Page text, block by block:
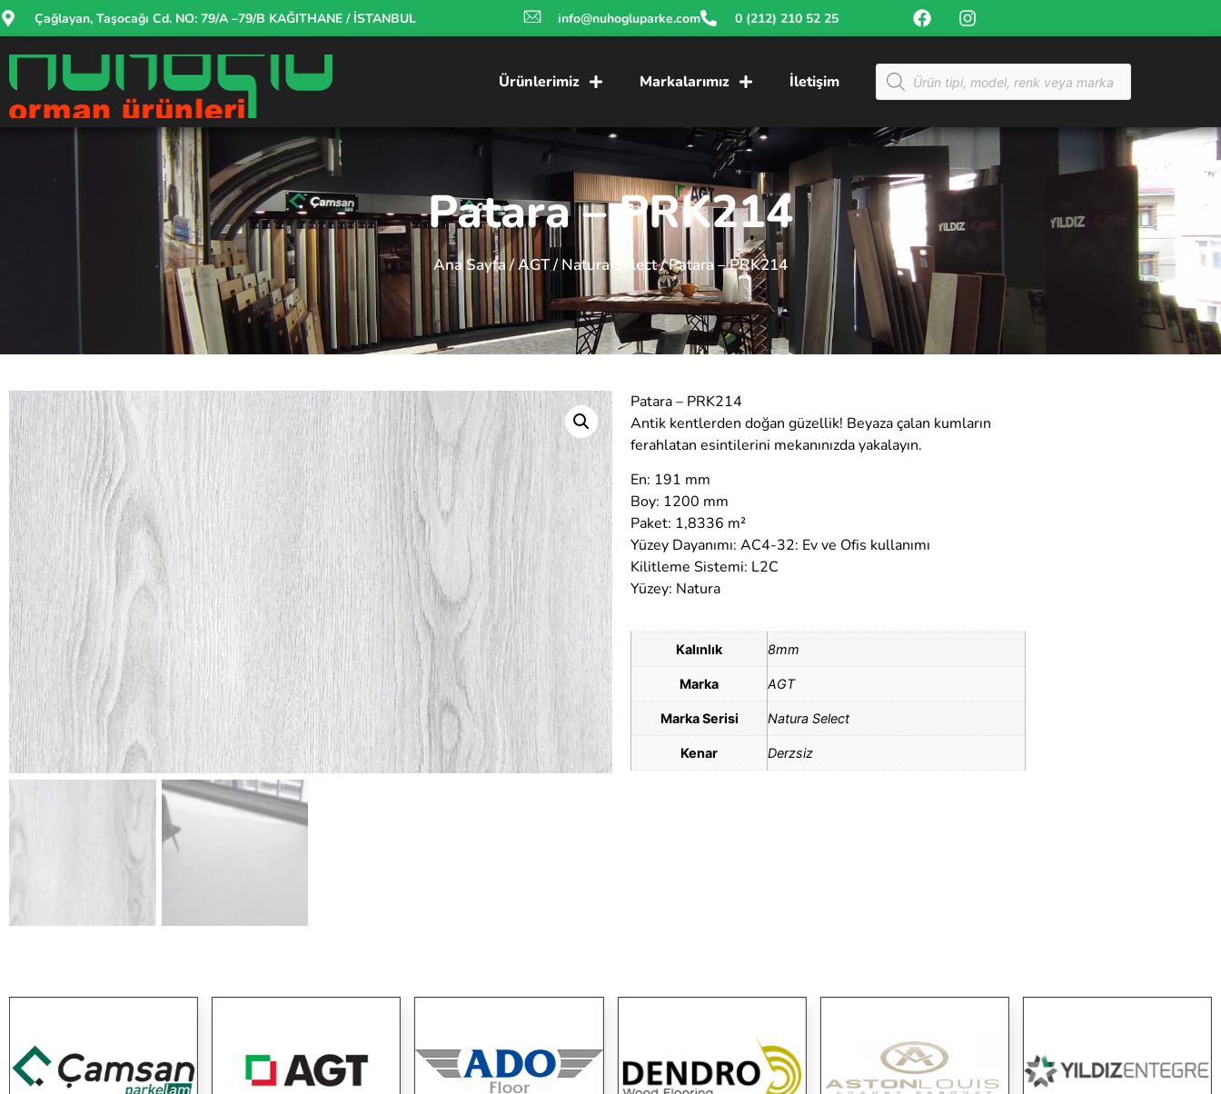
Çağlayan, Taşocağı Cd. NO: 79/A –79/B KAĞITHANE / İSTANBUL info@nuhogluparke.com 0 (212) 210 52 25
Ürünlerimiz Markalarımız İletişim
Patara – PRK214
Ana Sayfa/AGT/Natura Select/ Patara – PRK214
Patara – PRK214
Antik kentlerden doğan güzellik! Beyaza çalan kumların
ferahlatan esintilerini mekanınızda yakalayın.
En: 191 mm
Boy: 1200 mm
Paket: 1,8336 m²
Yüzey Dayanımı: AC4-32: Ev ve Ofis kullanımı
Kilitleme Sistemi: L2C
Yüzey: Natura
Kalınlık 8mm
Marka AGT
Marka Serisi Natura Select
Kenar Derzsiz